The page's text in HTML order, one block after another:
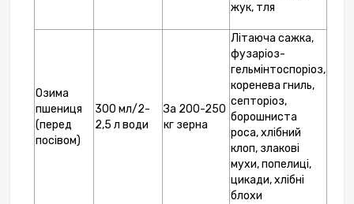
жук, тля
Озима
пшениця
(перед
посівом)
300 мл/2-
2,5 л води
За 200-250
кг зерна
Літаюча сажка,
фузаріоз-
гельмінтоспоріоз,
коренева гниль,
септоріоз,
борошниста
роса, хлібний
клоп, злакові
мухи, попелиці,
цикади, хлібні
блохи